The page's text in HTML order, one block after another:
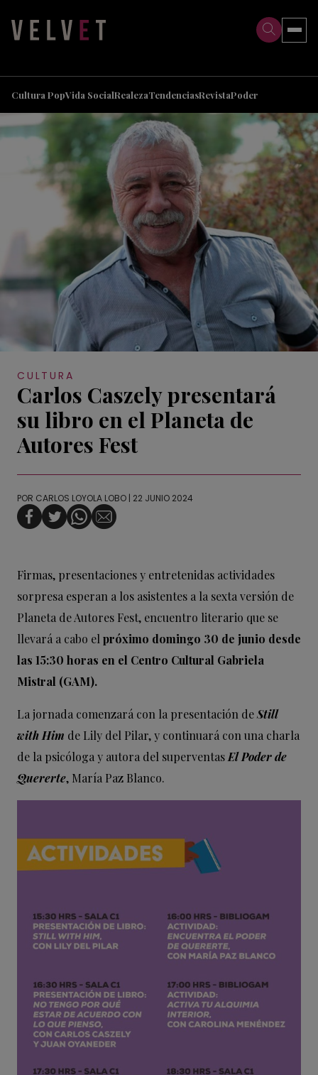
Cultura PopVida SocialRealezaTendenciasRevistaPoder
CULTURA
Carlos Caszely presentará
su libro en el Planeta de
Autores Fest
POR CARLOS LOYOLA LOBO | 22 JUNIO 2024
Firmas, presentaciones y entretenidas actividades
sorpresa esperan a los asistentes a la sexta versión de
Planeta de Autores Fest, encuentro literario que se
llevará a cabo el próximo domingo 30 de junio desde
las 15:30 horas en el Centro Cultural Gabriela
Mistral (GAM).
La jornada comenzará con la presentación deStill
with Him de Lily del Pilar, y continuará con una charla
de la psicóloga y autora del superventas El Poder de
Quererte, María Paz Blanco.